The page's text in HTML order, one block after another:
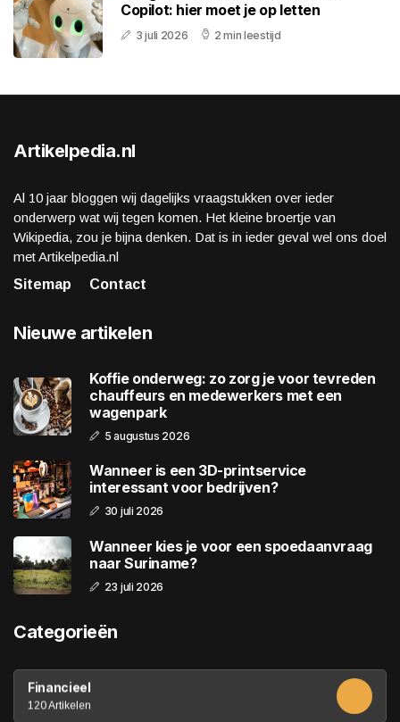
Copilot: hier moet je op letten
3 juli 2026 2 min leestijd
Artikelpedia.nl
Al 10 jaar bloggen wij dagelijks vraagstukken over ieder
onderwerp wat wij tegen komen. Het kleine broertje van
Wikipedia, zou je bijna denken. Dat is in ieder geval wel ons doel
met Artikelpedia.nl
Sitemap
Contact
Nieuwe artikelen
Koffie onderweg: zo zorg je voor tevreden
chauffeurs en medewerkers met een
wagenpark
5 augustus 2026
Wanneer is een 3D-printservice
interessant voor bedrijven?
30 juli 2026
Wanneer kies je voor een spoedaanvraag
naar Suriname?
23 juli 2026
Categorieën
Financieel
120 Artikelen